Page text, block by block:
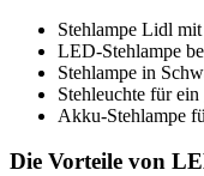
Stehlampe Lidl
LED-Stehlampe
Stehlampe in
Stehleuchte für
Akku-Stehlampe
Die Vorteile von